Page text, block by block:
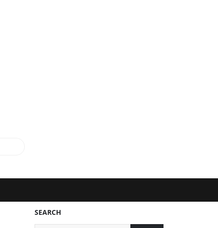
SEARCH